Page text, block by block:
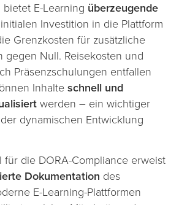
E-Learning überzeugende
Investition in die Plattform
Grenzkosten für zusätzliche
gegen Null. Reisekosten und
Präsenzschulungen entfallen
Inhalte schnell und
werden – ein wichtiger
dynamischen Entwicklung
für die DORA-Compliance erweist
Dokumentation des
E-Learning-Plattformen